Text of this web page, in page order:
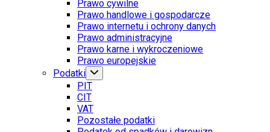
Prawo cywilne
Prawo handlowe i gospodarcze
Prawo internetu i ochrony danych
Prawo administracyjne
Prawo karne i wykroczeniowe
Prawo europejskie
Podatki
PIT
CIT
VAT
Pozostałe podatki